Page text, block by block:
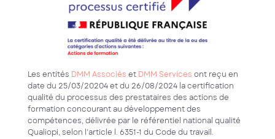
Les entités DMM Associés et DMM Services ont reçu en
date du 25/03/20204 et du 26/08/2024 la certification
qualité du processus des prestataires des actions de
formation concourant au développement des
compétences, délivrée par le référentiel national qualité
Qualiopi, selon l’article l. 6351-1 du Code du travail.